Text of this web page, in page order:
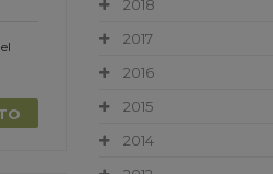
2018
2017
2016
2015
2014